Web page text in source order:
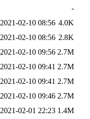
-
2021-02-10 08:56 4.0K
2021-02-10 08:56 2.8K
2021-02-10 09:56 2.7M
2021-02-10 09:41 2.7M
2021-02-10 09:41 2.7M
2021-02-10 09:46 2.7M
2021-02-01 22:23 1.4M